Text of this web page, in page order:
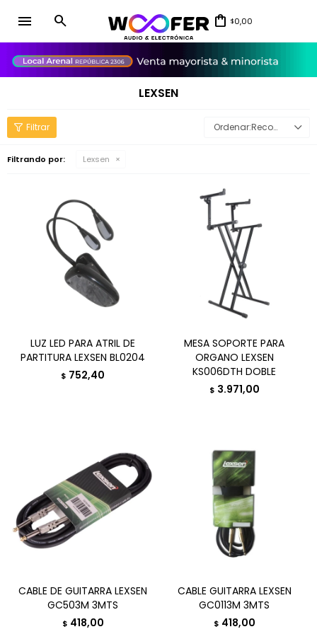
menu $0,00
LEXSEN
Recomendados
Filtrando por: Lexsen
LUZ LED PARA ATRIL DE
PARTITURA LEXSEN BL0204
$ 752,40
MESA SOPORTE PARA
ORGANO LEXSEN
KS006DTH DOBLE
$ 3.971,00
CABLE DE GUITARRA LEXSEN
GC503M 3MTS
$ 418,00
CABLE GUITARRA LEXSEN
GC0113M 3MTS
$ 418,00
close